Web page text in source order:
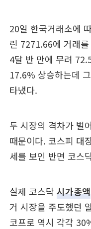
20일 한국거래소에
린 7271.66에 거래
4달 반 만에 무려
17.6% 상승하는데
타냈다.
두 시장의 격차가 벌
때문이다. 코스피 대
세를 보인 반면 코스
실제 코스닥 시가총액
거 시장을 주도했던
코프로 역시 각각